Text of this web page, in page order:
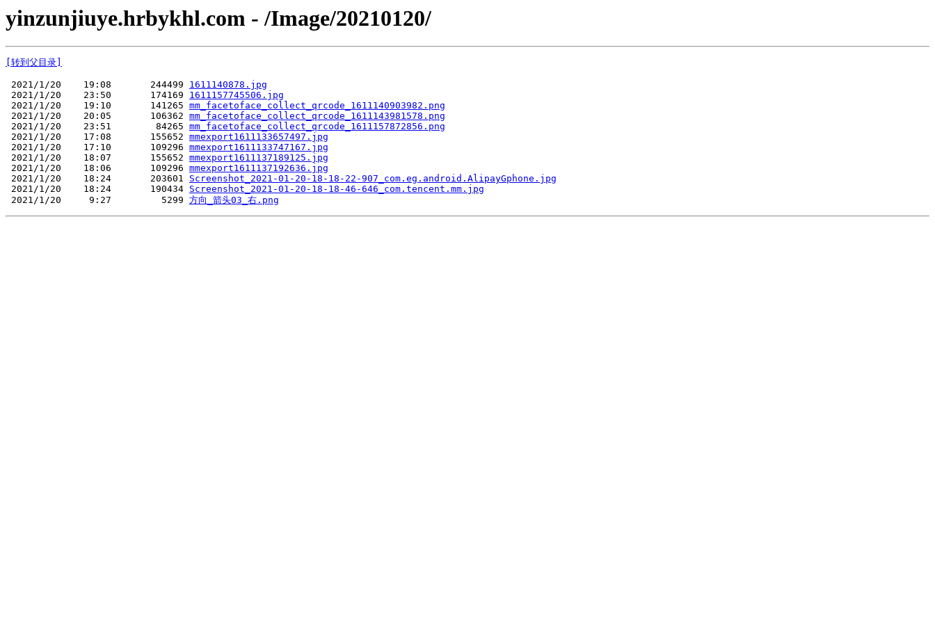
yinzunjiuye.hrbykhl.com - /Image/20210120/
[转到父目录]
2021/1/20    19:08       244499 1611140878.jpg
2021/1/20    23:50       174169 1611157745506.jpg
2021/1/20    19:10       141265 mm_facetoface_collect_qrcode_1611140903982.png
2021/1/20    20:05       106362 mm_facetoface_collect_qrcode_1611143981578.png
2021/1/20    23:51        84265 mm_facetoface_collect_qrcode_1611157872856.png
2021/1/20    17:08       155652 mmexport1611133657497.jpg
2021/1/20    17:10       109296 mmexport1611133747167.jpg
2021/1/20    18:07       155652 mmexport1611137189125.jpg
2021/1/20    18:06       109296 mmexport1611137192636.jpg
2021/1/20    18:24       203601 Screenshot_2021-01-20-18-18-22-907_com.eg.android.AlipayGphone.jpg
2021/1/20    18:24       190434 Screenshot_2021-01-20-18-18-46-646_com.tencent.mm.jpg
2021/1/20     9:27         5299 方向_箭头03_右.png